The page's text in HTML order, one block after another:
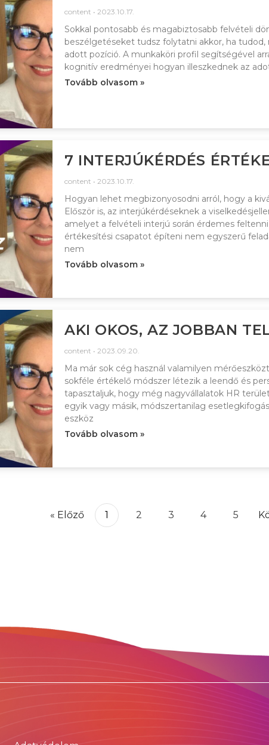
content 2023.10.17.
Sokkal pontosabb és magabiztosabb felvételi
beszélgetéseket tudsz folytatni akkor, ha
adott pozíció. A munkaköri profil segítségével
kognitív eredményei hogyan illeszkednek az
Tovább olvasom »
7 INTERJÚKÉRDÉS
content 2023.10.17.
Hogyan lehet megbizonyosodni arról, hogy a
Először is, az interjúkérdéseknek a
amelyet a felvételi interjú során érdemes
értékesítési csapatot építeni nem egyszerű
nem
Tovább olvasom »
AKI OKOS, AZ JOBBAN
content 2023.09.20.
Ma már sok cég használ valamilyen
sokféle értékelő módszer létezik a leendő és
tapasztaljuk, hogy még nagyvállalatok HR
egyik vagy másik, módszertanilag
eszköz
Tovább olvasom »
« Előző 1 2 3 4 5